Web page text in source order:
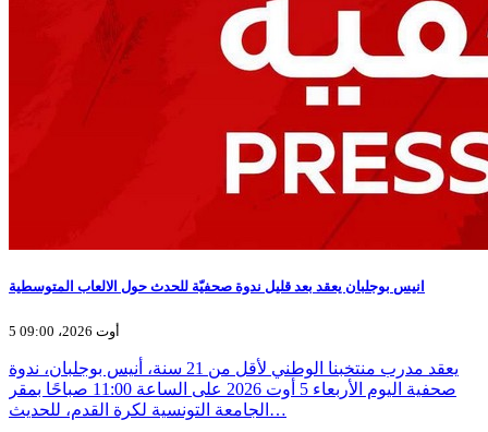
انيس بوجلبان يعقد بعد قليل ندوة صحفيّة للحدث حول الالعاب المتوسطية
5 أوت 2026، 09:00
يعقد مدرب منتخبنا الوطني لأقل من 21 سنة، أنيس بوجلبان، ندوة
صحفية اليوم الأربعاء 5 أوت 2026 على الساعة 11:00 صباحًا بمقر
الجامعة التونسية لكرة القدم، للحديث…